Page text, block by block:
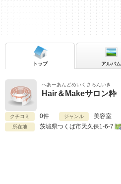
へあーあんどめいくさろんいき
Hair＆Makeサロン粋
クチコミ 0件 ジャンル 美容室
所在地 茨城県つくば市天久保1-6-7
トップ アルバム